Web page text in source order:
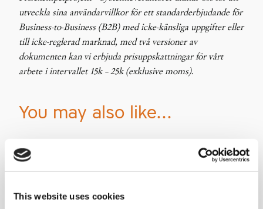
This website uses cookies
utveckla sina användarvillkor för ett standarderbjudande för
Business-to-Business (B2B) med icke-känsliga uppgifter eller
till icke-reglerad marknad, med två versioner av
dokumenten kan vi erbjuda prisuppskattningar för vårt
arbete i intervallet 15k – 25k (exklusive moms).
You may also like…
«Licensavtal för
slutanvändare av
License Agreement,
"EULA")
Avtal om försäljning av